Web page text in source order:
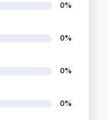
0%
0%
0%
0%